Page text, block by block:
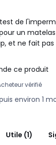
de
un
et ne fait
ce produit
vérifié
environ 1
Utile (1)